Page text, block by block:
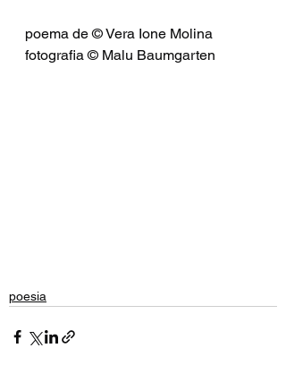
poema de © Vera Ione Molina
fotografia © Malu Baumgarten
poesia